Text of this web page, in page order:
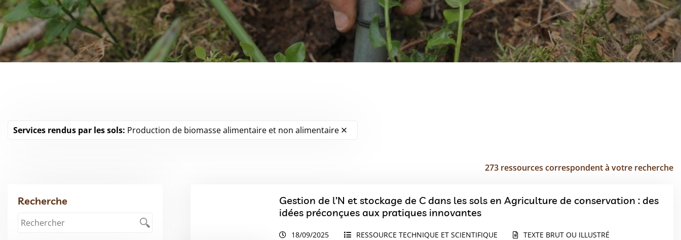
Services rendus par les sols: Production de biomasse alimentaire et non alimentaire
273 ressources correspondent à votre recherche
Recherche
Gestion de l’N et stockage de C dans les sols en Agriculture de conservation : des
idées préconçues aux pratiques innovantes
18/09/2025 RESSOURCE TECHNIQUE ET SCIENTIFIQUE TEXTE BRUT OU ILLUSTRÉ